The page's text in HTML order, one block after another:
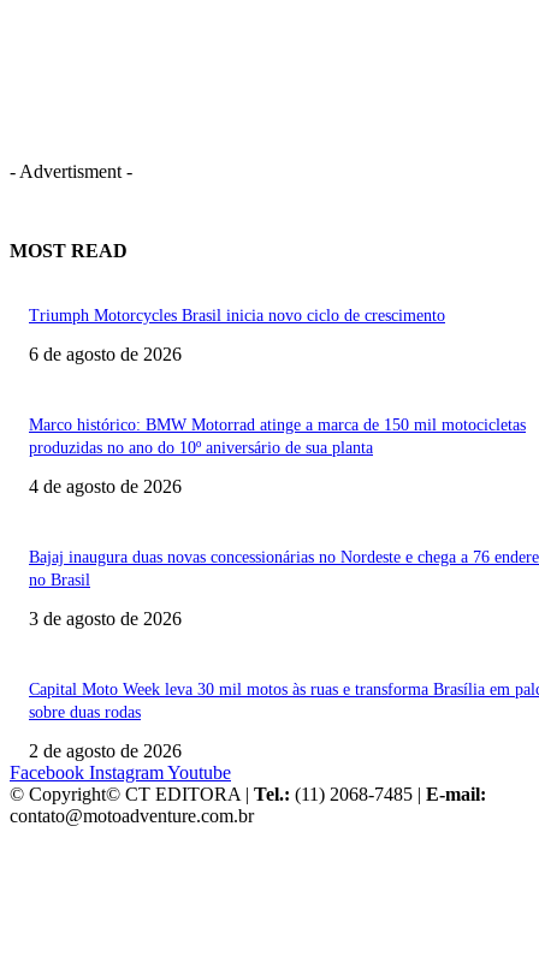
- Advertisment -
MOST READ
Triumph Motorcycles Brasil inicia novo ciclo de crescimento
6 de agosto de 2026
Marco histórico: BMW Motorrad atinge a marca de 150 mil motocicletas
produzidas no ano do 10º aniversário de sua planta
4 de agosto de 2026
Bajaj inaugura duas novas concessionárias no Nordeste e chega a 76
no Brasil
3 de agosto de 2026
Capital Moto Week leva 30 mil motos às ruas e transforma Brasília em
sobre duas rodas
2 de agosto de 2026
Facebook InstagramYoutube
© Copyright© CT EDITORA | Tel.: (11) 2068-7485 | E-mail:
contato@motoadventure.com.br